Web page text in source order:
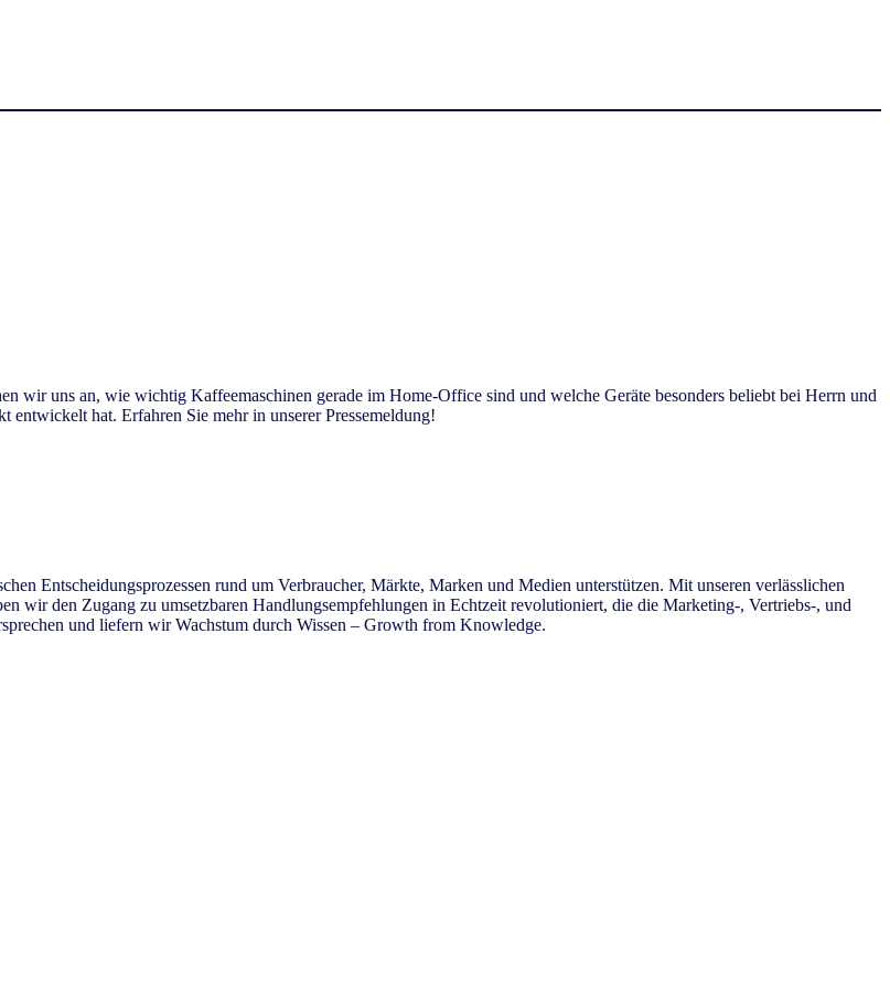
wir uns an, wie wichtig Kaffeemaschinen gerade im Home-Office sind und welche Geräte besonders beliebt bei Herrn und
hat. Erfahren Sie mehr in unserer Pressemeldung!
Entscheidungsprozessen rund um Verbraucher, Märkte, Marken und Medien unterstützen. Mit unseren verlässlichen
wir den Zugang zu umsetzbaren Handlungsempfehlungen in Echtzeit revolutioniert, die die Marketing-, Vertriebs-, und
und liefern wir Wachstum durch Wissen – Growth from Knowledge.